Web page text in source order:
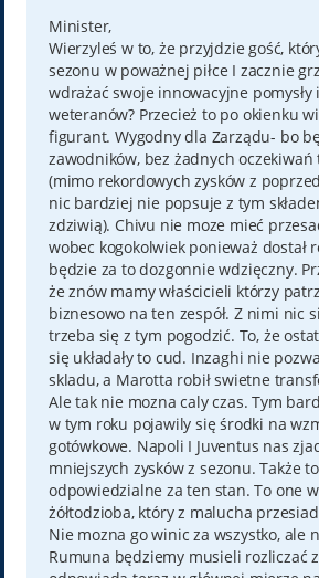
t
Minister,
Wierzyleś w to, że przyjdzie gość,
sezonu w poważnej piłce I zacznie
wdrażać swoje innowacyjne pomysły
weteranów? Przecież to po okienku
figurant. Wygodny dla Zarządu- bo
zawodników, bez żadnych
(mimo rekordowych zysków z
nic bardziej nie popsuje z tym
zdziwią). Chivu nie moze mieć
wobec kogokolwiek ponieważ dostał
będzie za to dozgonnie wdzięczny.
że znów mamy właścicieli którzy
biznesowo na ten zespół. Z nimi nic
trzeba się z tym pogodzić. To, że
się układały to cud. Inzaghi nie
skladu, a Marotta robił swietne
Ale tak nie mozna caly czas. Tym
w tym roku pojawily się środki na
gotówkowe. Napoli I Juventus nas
mniejszych zysków z sezonu. Także
odpowiedzialne za ten stan. To one
żółtodzioba, który z malucha
Nie mozna go winic za wszystko, ale
Rumuna będziemy musieli rozliczać